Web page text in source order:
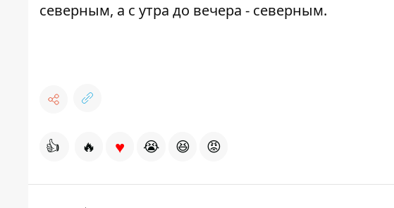
северным, а с утра до вечера - северным.
👍 🔥 ♥ 😭 😆 😡